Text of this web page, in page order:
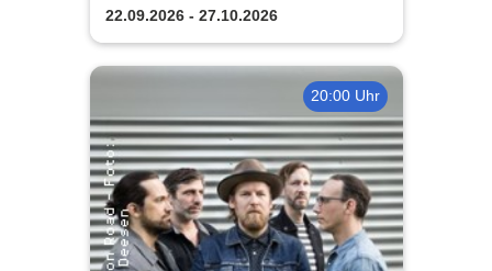
22.09.2026 - 27.10.2026
20:00 Uhr